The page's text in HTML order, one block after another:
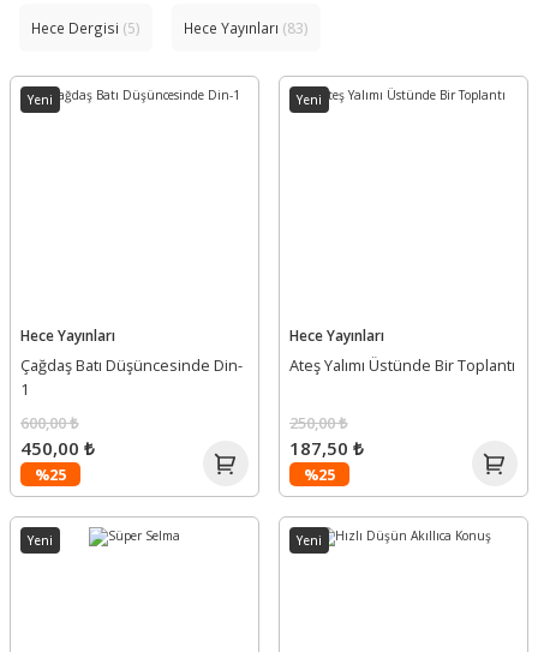
Hece Dergisi (5) Hece Yayınları (83)
Yeni
Hece Yayınları
Çağdaş Batı Düşüncesinde Din-
1
%25
600,00 ₺
450,00 ₺
Yeni
Hece Yayınları
Ateş Yalımı Üstünde Bir Toplantı
%25
250,00 ₺
187,50 ₺
Yeni Yeni